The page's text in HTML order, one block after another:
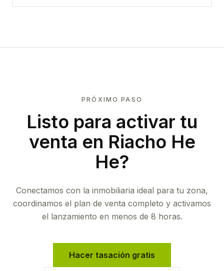
PRÓXIMO PASO
Listo para activar tu
venta en Riacho He
He?
Conectamos con la inmobiliaria ideal para tu zona,
coordinamos el plan de venta completo y activamos
el lanzamiento en menos de 8 horas.
Hacer tasación gratis